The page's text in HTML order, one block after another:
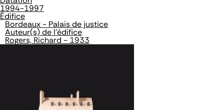
1994-1997
Édifice
Bordeaux - Palais de justice
Auteur(s) de l'édifice
Rogers, Richard - 1933